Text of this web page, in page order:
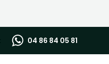
04 86 84 05 81